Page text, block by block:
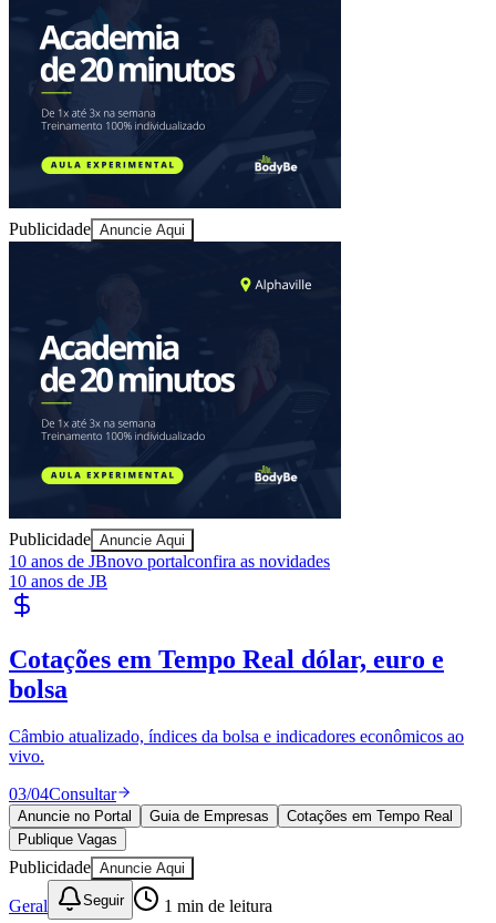
Sport
Publicidade Anuncie Aqui
Publicidade Anuncie Aqui
10 anos de JBnovo portalconfira as novidades
10 anos de JB
Publique Vagas encontre talentos
Publique vagas e encontre os melhores profissionais da região.
04/04Publicar
Anuncie no Portal
Publique Vagas
Publicidade Anuncie Aqui
Geral Seguir 1min de leitura
Bourbon Shopping tem arena para troca